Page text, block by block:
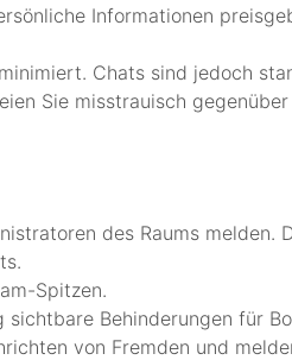
Informationen
Chats sind jedoch
Sie misstrauisch
des Raums melden.
Spitzen.
Behinderungen für
von Fremden und